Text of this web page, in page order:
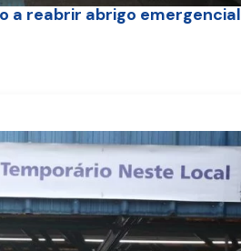
a reabrir abrigo emergencial